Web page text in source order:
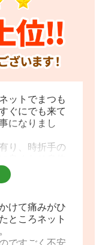
ットでまつも
ぐにでも来て
になりまし
り、時折手の
遣いも大変よ
けて痛みがひ
ところネット